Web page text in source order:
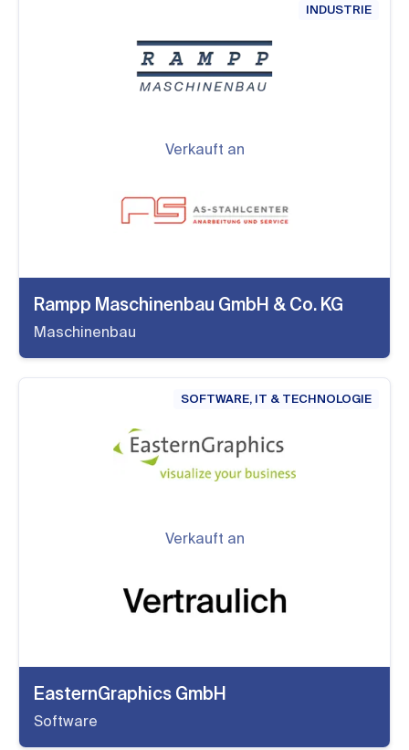
INDUSTRIE
Verkauft an
Rampp Maschinenbau GmbH & Co. KG
Maschinenbau
SOFTWARE, IT & TECHNOLOGIE
Verkauft an
EasternGraphics GmbH
Software